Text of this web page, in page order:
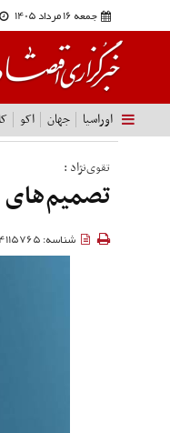
جمعه 16 مرداد 1405
اوراسیا جهان اکو
تقوی‌نژاد :
شناسه: 4115765